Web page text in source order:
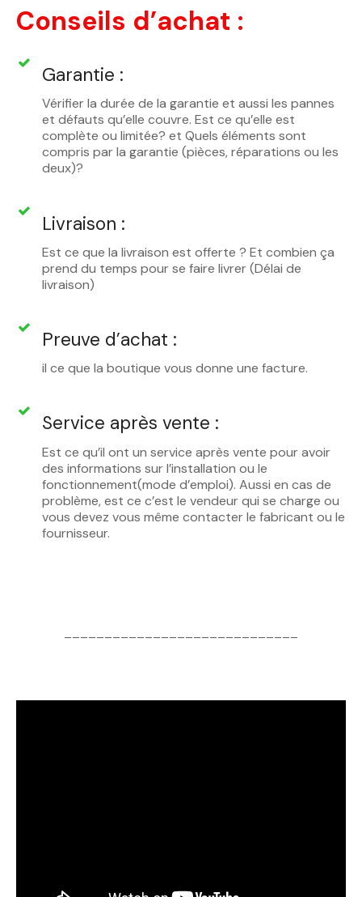
Conseils d’achat :
Garantie :
Vérifier la durée de la garantie et aussi les pannes
et défauts qu’elle couvre. Est ce qu’elle est
complète ou limitée? et Quels éléments sont
compris par la garantie (pièces, réparations ou les
deux)?
Livraison :
Est ce que la livraison est offerte ? Et combien ça
prend du temps pour se faire livrer (Délai de
livraison)
Preuve d’achat :
il ce que la boutique vous donne une facture.
Service après vente :
Est ce qu’il ont un service après vente pour avoir
des informations sur l’installation ou le
fonctionnement(mode d’emploi). Aussi en cas de
problème, est ce c’est le vendeur qui se charge ou
vous devez vous même contacter le fabricant ou le
fournisseur.